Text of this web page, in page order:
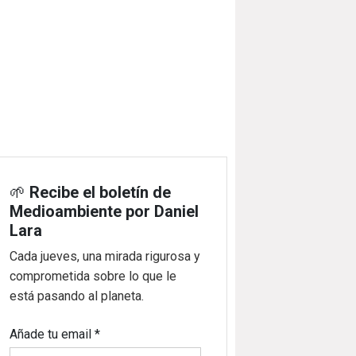
🌱 Recibe el boletín de
Medioambiente por Daniel
Lara
Cada jueves, una mirada rigurosa y
comprometida sobre lo que le
está pasando al planeta.
Añade tu email*